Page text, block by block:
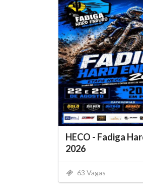
HECO - Fadiga
2026
63 Vagas